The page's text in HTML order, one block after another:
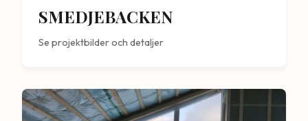
SMEDJEBACKEN
Se projektbilder och detaljer